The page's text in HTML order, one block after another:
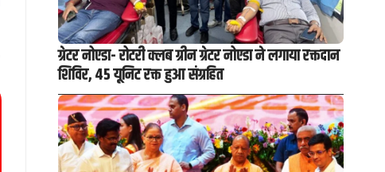
ग्रेटर नोएडा- रोटरी क्लब ग्रीन ग्रेटर नोएडा ने लगाया रक्तदान
शिविर, 45 यूनिट रक्त हुआ संग्रहित